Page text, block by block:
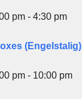
pm - 4:30 pm
(Engelstalig)
pm - 10:00 pm